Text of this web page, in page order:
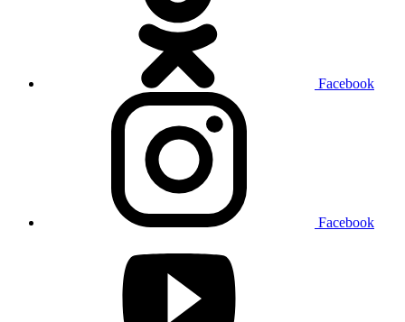
Facebook
Facebook